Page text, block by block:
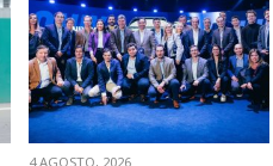
VER NOTA
4 AGOSTO, 2026